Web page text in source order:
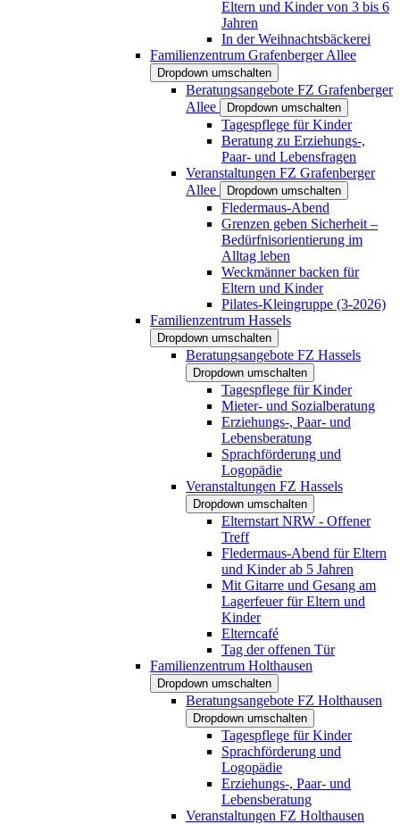
Eltern und Kinder von 3 bis 6
Jahren
In der Weihnachtsbäckerei
Familienzentrum Grafenberger Allee
Dropdown umschalten
Beratungsangebote FZ Grafenberger
Allee
Dropdown umschalten
Tagespflege für Kinder
Beratung zu Erziehungs-,
Paar- und Lebensfragen
Veranstaltungen FZ Grafenberger
Allee
Dropdown umschalten
Fledermaus-Abend
Grenzen geben Sicherheit –
Bedürfnisorientierung im
Alltag leben
Weckmänner backen für
Eltern und Kinder
Pilates-Kleingruppe (3-2026)
Familienzentrum Hassels
Dropdown umschalten
Beratungsangebote FZ Hassels
Dropdown umschalten
Tagespflege für Kinder
Mieter- und Sozialberatung
Erziehungs-, Paar- und
Lebensberatung
Sprachförderung und
Logopädie
Veranstaltungen FZ Hassels
Dropdown umschalten
Elternstart NRW - Offener
Treff
Fledermaus-Abend für Eltern
und Kinder ab 5 Jahren
Mit Gitarre und Gesang am
Lagerfeuer für Eltern und
Kinder
Elterncafé
Tag der offenen Tür
Familienzentrum Holthausen
Dropdown umschalten
Beratungsangebote FZ Holthausen
Dropdown umschalten
Tagespflege für Kinder
Sprachförderung und
Logopädie
Erziehungs-, Paar- und
Lebensberatung
Veranstaltungen FZ Holthausen